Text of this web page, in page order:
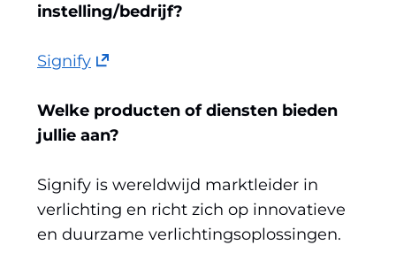
instelling/bedrijf?
Signify(opent
nieuw
venster)
naar
een
andere
Welke producten of diensten bieden
jullie aan?
Signify is wereldwijd marktleider in
verlichting en richt zich op innovatieve
en duurzame verlichtingsoplossingen.